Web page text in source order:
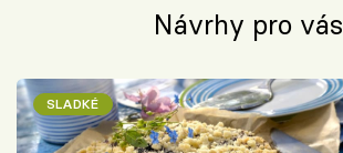
Návrhy pro vás
SLADKÉ